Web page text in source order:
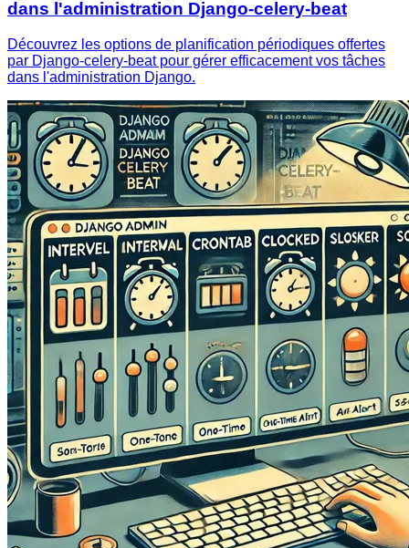
dans l'administration Django-celery-beat
Découvrez les options de planification périodiques offertes
par Django-celery-beat pour gérer efficacement vos tâches
dans l'administration Django.